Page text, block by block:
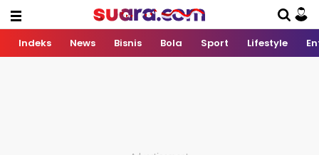
Indeks News Bisnis Bola Sport Lifestyle